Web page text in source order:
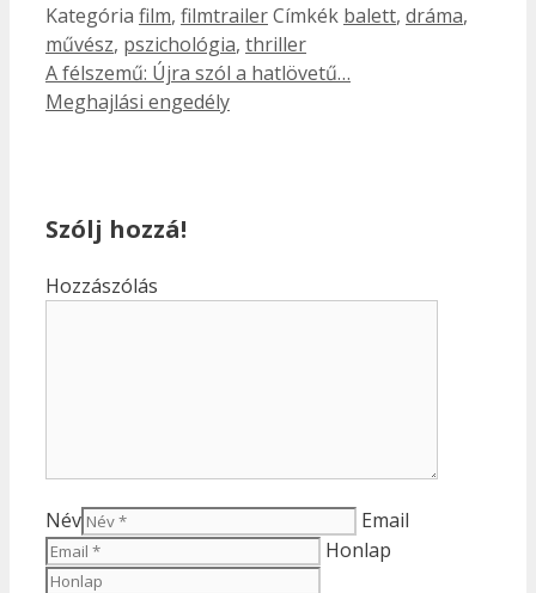
Kategória film, filmtrailerCímkék balett, dráma,
művész, pszichológia, thriller
A félszemű: Újra szól a hatlövetű…
Meghajlási engedély
Szólj hozzá!
Hozzászólás
Név
Email
Honlap